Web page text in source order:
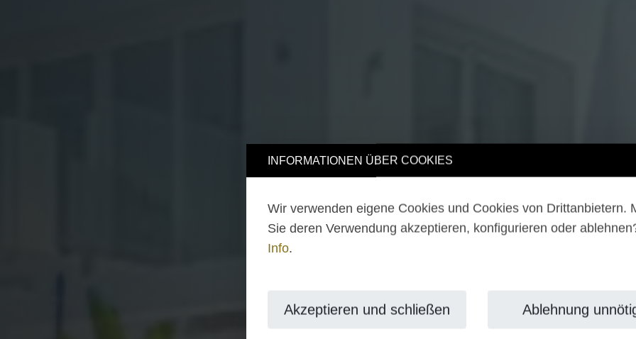
INFORMATIONEN ÜBER COOKIES
Wir verwenden eigene Cookies und Cookies von Drittanbietern.
Sie deren Verwendung akzeptieren, konfigurieren oder
Info.
Akzeptieren und schließen Ablehnung